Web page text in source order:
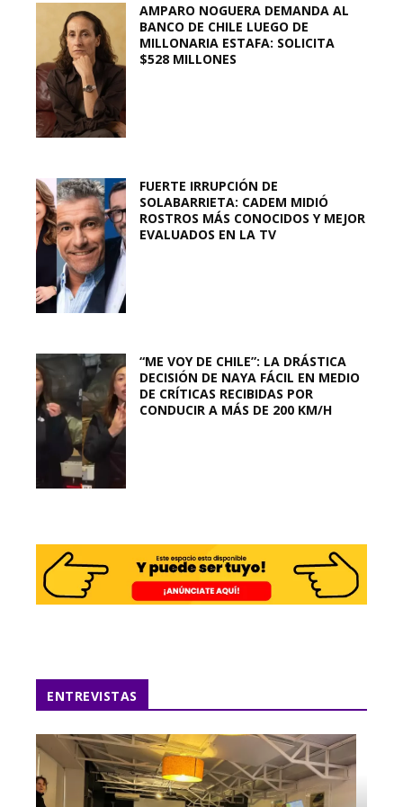
AMPARO NOGUERA DEMANDA AL
BANCO DE CHILE LUEGO DE
MILLONARIA ESTAFA: SOLICITA
$528 MILLONES
FUERTE IRRUPCIÓN DE
SOLABARRIETA: CADEM MIDIÓ
ROSTROS MÁS CONOCIDOS Y MEJOR
EVALUADOS EN LA TV
“ME VOY DE CHILE”: LA DRÁSTICA
DECISIÓN DE NAYA FÁCIL EN MEDIO
DE CRÍTICAS RECIBIDAS POR
CONDUCIR A MÁS DE 200 KM/H
ENTREVISTAS